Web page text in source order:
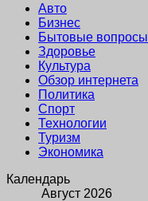
Авто
Бизнес
Бытовые вопросы
Здоровье
Культура
Обзор интернета
Политика
Спорт
Технологии
Туризм
Экономика
Календарь
Август 2026